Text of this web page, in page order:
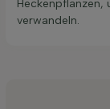
Heckenpflanzen,
verwandeln.